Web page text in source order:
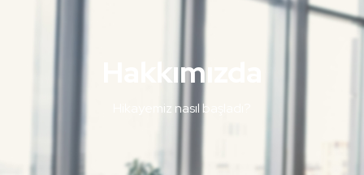
Hakkımızda
Hikayemiz nasıl başladı?